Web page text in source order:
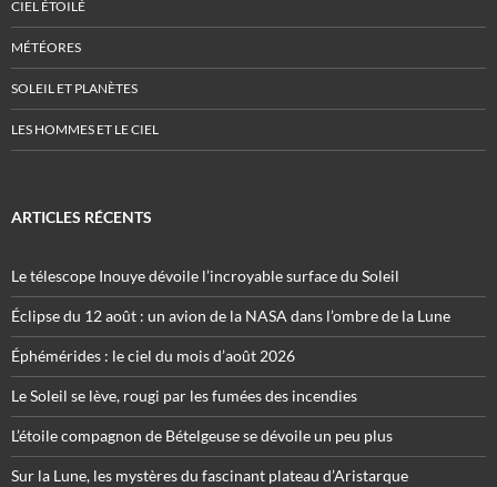
CIEL ÉTOILÉ
MÉTÉORES
SOLEIL ET PLANÈTES
LES HOMMES ET LE CIEL
ARTICLES RÉCENTS
Le télescope Inouye dévoile l’incroyable surface du Soleil
Éclipse du 12 août : un avion de la NASA dans l’ombre de la Lune
Éphémérides : le ciel du mois d’août 2026
Le Soleil se lève, rougi par les fumées des incendies
L’étoile compagnon de Bételgeuse se dévoile un peu plus
Sur la Lune, les mystères du fascinant plateau d’Aristarque